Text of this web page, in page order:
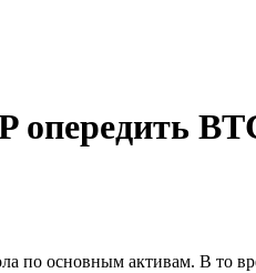
опередить
по основным активам. В то